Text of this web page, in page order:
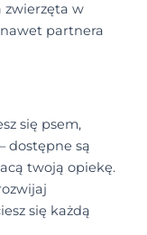
zwierzęta w
partnera
się psem,
dostępne są
twoją opiekę.
się każdą